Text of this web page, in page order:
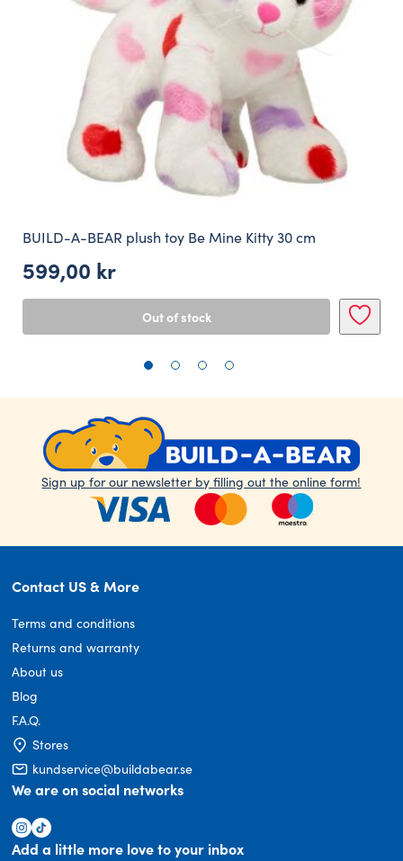
BUILD-A-BEAR plush toy Be Mine Kitty 30 cm
599,00 kr
Out of stock
Sign up for our newsletter by filling out the online form!
Contact US & More
Terms and conditions
Returns and warranty
About us
Blog
F.A.Q.
Stores
kundservice@buildabear.se
We are on social networks
Add a little more love to your inbox